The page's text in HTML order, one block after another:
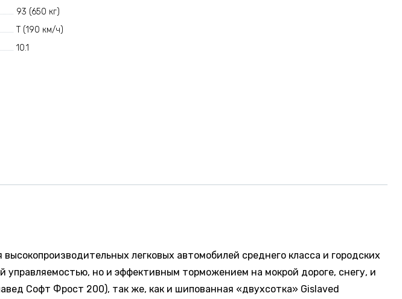
93 (650 кг)
T (190 км/ч)
10.1
легковых автомобилей среднего класса и городских
но и эффективным торможением на мокрой дороге, снегу, и
Софт Фрост 200), так же, как и шипованная «двухсотка» Gislaved